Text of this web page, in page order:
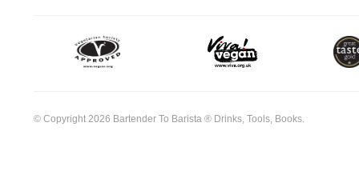
© Copyright 2026 Bartender To Barista ® Drinks, Tools, Books.